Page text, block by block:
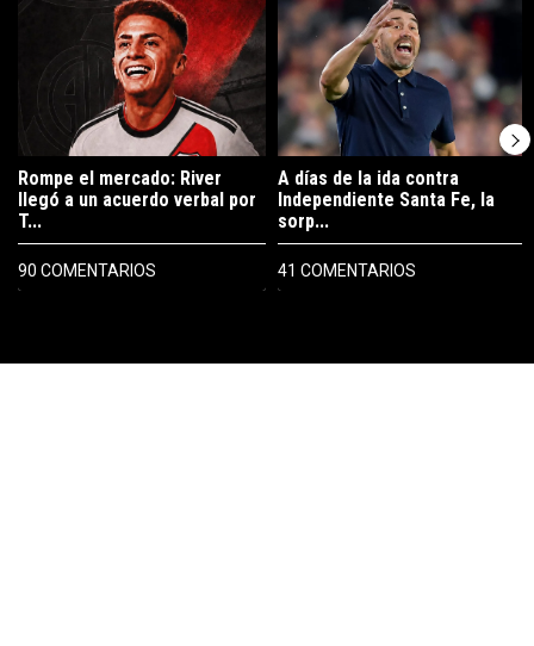
Un artículo de tendencia con el título "Rompe el mercado: River
Rompe el mercado: River
llegó a un acuerdo verbal por
T...
90 COMENTARIOS
Un artículo de tendencia con el
A días de la ida contra
Independiente Santa Fe, la
sorp...
41 COMENTARIOS